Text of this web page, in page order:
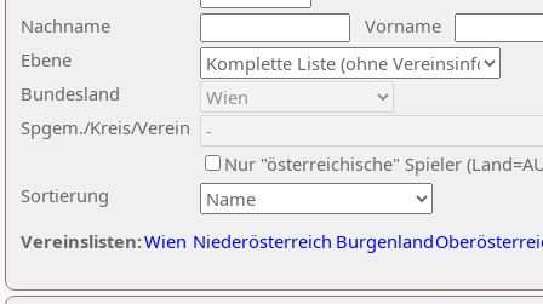
Nachname
Vorname
Ebene
Sortierung
Bundesland
Spgem./Kreis/Verein
Nur "österreichische" Spieler
Vereinslisten:Wien Niederösterreich Burgenland